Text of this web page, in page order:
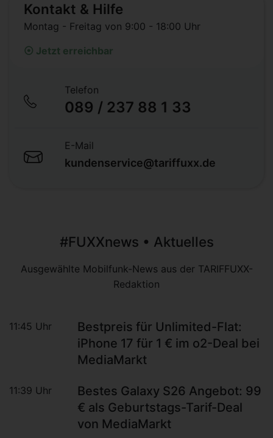
Kontakt & Hilfe
Montag - Freitag von 9:00 - 18:00 Uhr
⦿ Jetzt erreichbar
E-Mail
kundenservice@tariffuxx.de
Telefon
089 / 237 88 1 33
#FUXXnews • Aktuelles
Ausgewählte Mobilfunk-News aus der TARIFFUXX-
Redaktion
11:45 Uhr
Bestpreis für Unlimited-Flat:
iPhone 17 für 1 € im o2-Deal bei
MediaMarkt
11:39 Uhr
Bestes Galaxy S26 Angebot: 99
€ als Geburtstags-Tarif-Deal
von MediaMarkt